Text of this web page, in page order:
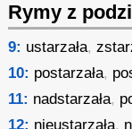
Rymy z
9: ustarzała,
10: postarzała,
11: nadstarzała,
12: nieustarzała,